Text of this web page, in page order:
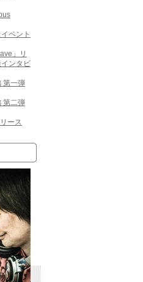
ベント
」リ
ンタビ
第一弾
第二弾
ース